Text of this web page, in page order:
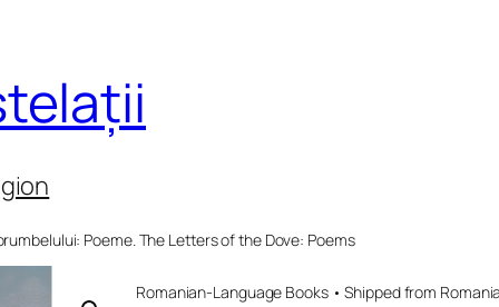
Poeme. The Letters of the Dove: Poems
Romanian-Language Books • Shipped from